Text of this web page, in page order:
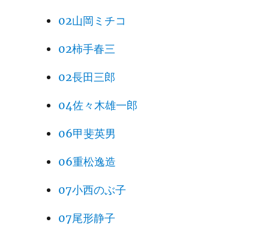
02山岡ミチコ
02柿手春三
02長田三郎
04佐々木雄一郎
06甲斐英男
06重松逸造
07小西のぶ子
07尾形静子